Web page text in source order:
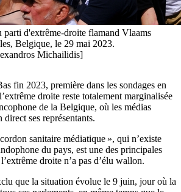
parti d'extrême-droite flamand Vlaams
Belgique, le 29 mai 2023.
Michailidis]
fin 2023, première dans les sondages en
droite reste totalement marginalisée
de la Belgique, où les médias
ses représentants.
sanitaire médiatique », qui n’existe
du pays, est une des principales
droite n’a pas d’élu wallon.
que la situation évolue le 9 juin, jour où la